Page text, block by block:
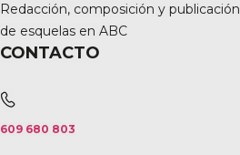
Redacción, composición y publicación
de esquelas en ABC
CONTACTO
609 680 803